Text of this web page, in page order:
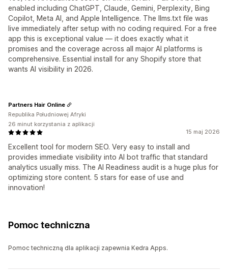
enabled including ChatGPT, Claude, Gemini, Perplexity, Bing
Copilot, Meta AI, and Apple Intelligence. The llms.txt file was
live immediately after setup with no coding required. For a free
app this is exceptional value — it does exactly what it
promises and the coverage across all major AI platforms is
comprehensive. Essential install for any Shopify store that
wants AI visibility in 2026.
15 maj 2026
Excellent tool for modern SEO. Very easy to install and
provides immediate visibility into AI bot traffic that standard
analytics usually miss. The AI Readiness audit is a huge plus for
optimizing store content. 5 stars for ease of use and
innovation!
Partners Hair Online
Republika Południowej Afryki
26 minut korzystania z aplikacji
Pomoc techniczna
Pomoc techniczną dla aplikacji zapewnia Kedra Apps.